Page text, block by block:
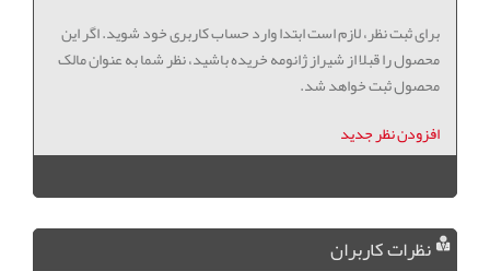
برای ثبت نظر، لازم است ابتدا وارد حساب کاربری خود شوید. اگر این
محصول را قبلا از شیراز ژانومه خریده باشید، نظر شما به عنوان مالک
محصول ثبت خواهد شد.
افزودن نظر جدید
نظرات کاربران